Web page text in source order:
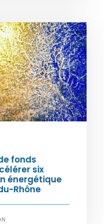
fonds
six
énergétique
Rhône